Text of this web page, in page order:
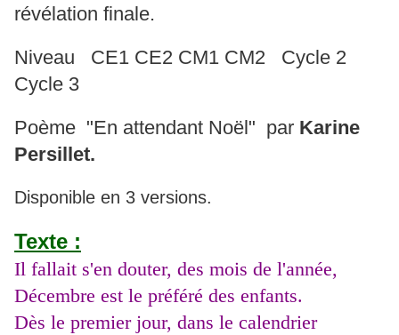
révélation finale.
Niveau CE1 CE2 CM1 CM2 Cycle 2
Cycle 3
Poème "En attendant Noël" par Karine
Persillet.
Disponible en 3 versions.
Texte :
Il fallait s'en douter, des mois de l'année,
Décembre est le préféré des enfants.
Dès le premier jour, dans le calendrier